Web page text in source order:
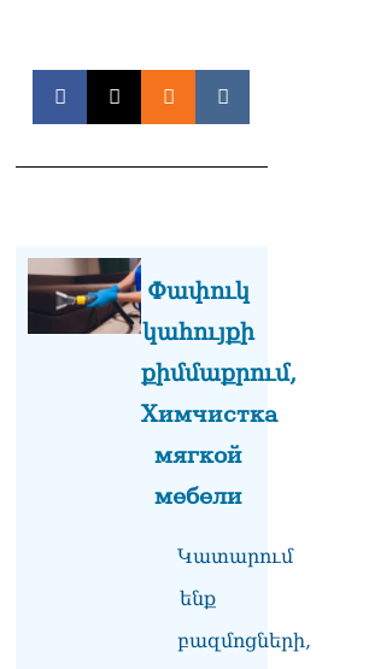
Փափուկ
կահույքի
քիմմաքրում,
Химчистка
мягкой
мебели
Կատարում
ենք
բազմոցների,